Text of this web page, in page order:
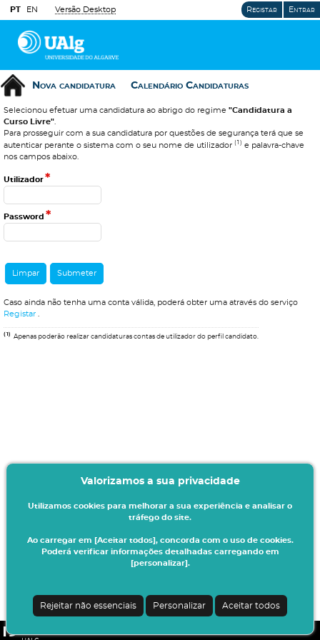
PT EN Versão Desktop Registar Entrar
Nova candidatura Calendário Candidaturas
Selecionou efetuar uma candidatura ao abrigo do regime "Candidatura a
Curso Livre"
Para prosseguir com a sua candidatura por questões de segurança terá que se
autenticar perante o sistema com o seu nome de utilizador (1) e palavra-chave
nos campos abaixo.
Utilizador*
Password *
Caso ainda não tenha uma conta válida, poderá obter uma através do serviço
Registar
(1) Apenas poderão realizar candidaturas contas de utilizador do perfil candidato.
Valorizamos a sua privacidade
Utilizamos cookies para melhorar a sua experiência e analisar o
tráfego do site.
Ao carregar em [Aceitar todos], concorda com o uso de cookies.
Poderá verificar informações detalhadas carregando em
[personalizar].
Rejeitar não essenciais Personalizar Aceitar todos